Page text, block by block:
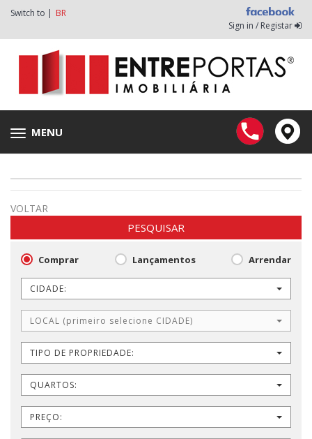
Switch to | BR
Sign in / Registar
Toggle
navigation
MENU
VOLTAR
PESQUISAR
Comprar Lançamentos Arrendar
CIDADE:
LOCAL (primeiro selecione CIDADE)
TIPO DE PROPRIEDADE:
QUARTOS:
PREÇO: